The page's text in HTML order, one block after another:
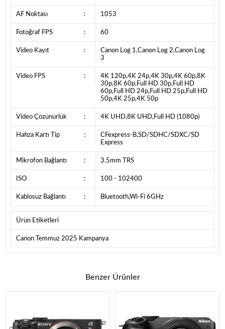
AF Noktası : 1053
Fotoğraf FPS : 60
Video Kayıt :
Canon Log 1,Canon Log 2,Canon Log
3
Video FPS :
4K 120p,4K 24p,4K 30p,4K 60p,8K
30p,8K 60p,Full HD 30p,Full HD
60p,Full HD 24p,Full HD 25p,Full HD
50p,4K 25p,4K 50p
Video Çözünürlük : 4K UHD,8K UHD,Full HD (1080p)
Hafıza Kartı Tip :
CFexpress-B,SD/SDHC/SDXC/SD
Express
Mikrofon Bağlantı : 3.5mm TRS
ISO : 100 - 102400
Kablosuz Bağlantı : Bluetooth,Wi-Fi 6GHz
Ürün Etiketleri
Canon Temmuz 2025 Kampanya
Benzer Ürünler